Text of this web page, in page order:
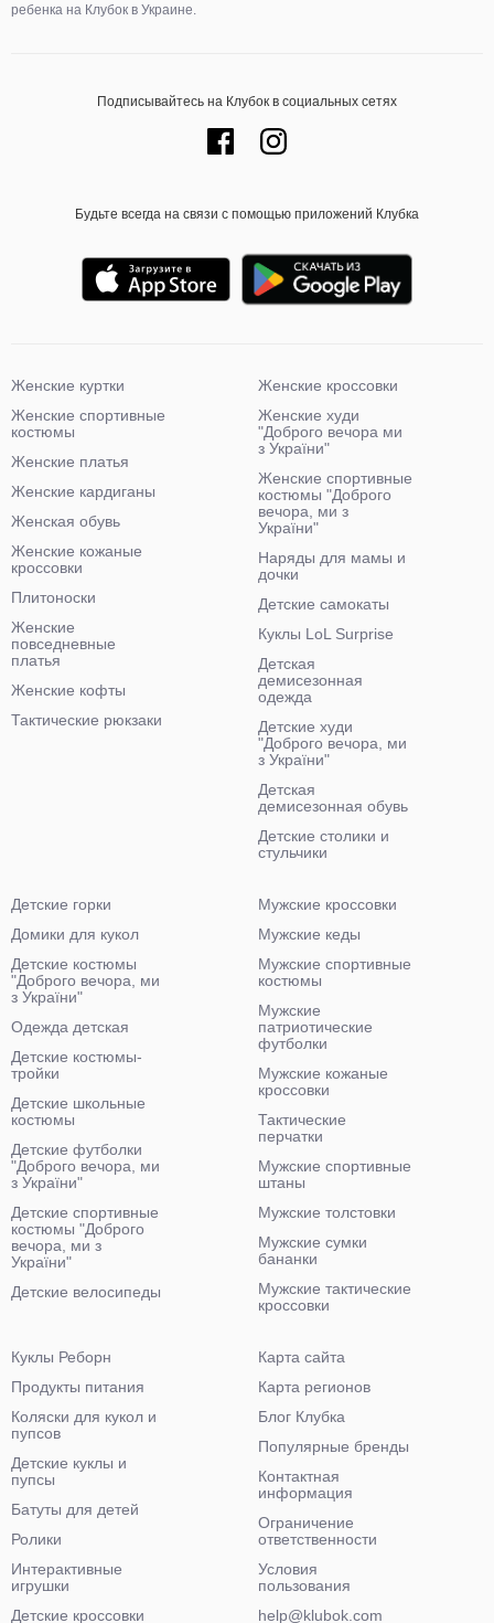
ребенка на Клубок в Украине.
Подписывайтесь на Клубок в социальных сетях
Будьте всегда на связи с помощью приложений Клубка
Женские куртки
Женские спортивные
костюмы
Женские платья
Женские кардиганы
Женская обувь
Женские кожаные
кроссовки
Плитоноски
Женские
повседневные
платья
Женские кофты
Тактические рюкзаки
Женские кроссовки
Женские худи
"Доброго вечора ми
з України"
Женские спортивные
костюмы "Доброго
вечора, ми з
України"
Наряды для мамы и
дочки
Детские самокаты
Куклы LoL Surprise
Детская
демисезонная
одежда
Детские худи
"Доброго вечора, ми
з України"
Детская
демисезонная обувь
Детские столики и
стульчики
Детские горки
Домики для кукол
Детские костюмы
"Доброго вечора, ми
з України"
Одежда детская
Детские костюмы-
тройки
Детские школьные
костюмы
Детские футболки
"Доброго вечора, ми
з України"
Детские спортивные
костюмы "Доброго
вечора, ми з
України"
Детские велосипеды
Мужские кроссовки
Мужские кеды
Мужские спортивные
костюмы
Мужские
патриотические
футболки
Мужские кожаные
кроссовки
Тактические
перчатки
Мужские спортивные
штаны
Мужские толстовки
Мужские сумки
бананки
Мужские тактические
кроссовки
Куклы Реборн
Продукты питания
Коляски для кукол и
пупсов
Детские куклы и
пупсы
Батуты для детей
Ролики
Интерактивные
игрушки
Детские кроссовки
Карта сайта
Карта регионов
Блог Клубка
Популярные бренды
Контактная
информация
Ограничение
ответственности
Условия
пользования
help@klubok.com